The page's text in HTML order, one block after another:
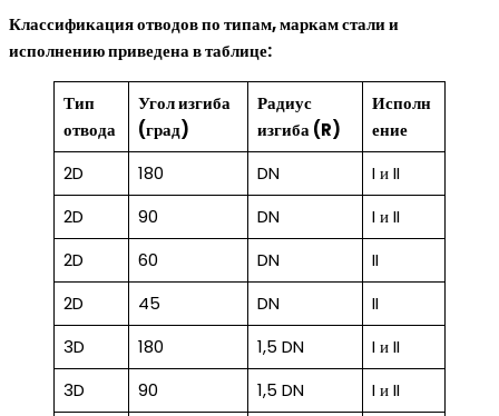
Классификация отводов по типам, маркам стали и
исполнению приведена в таблице:
Тип
отвода
Угол изгиба
(град)
Радиус
изгиба (R)
Исполн
ение
2D
180 DN
I и II
2D
90 DN
I и II
2D
60 DN
II
2D
45 DN
II
3D
180 1,5 DN
I и II
3D
90 1,5 DN
I и II